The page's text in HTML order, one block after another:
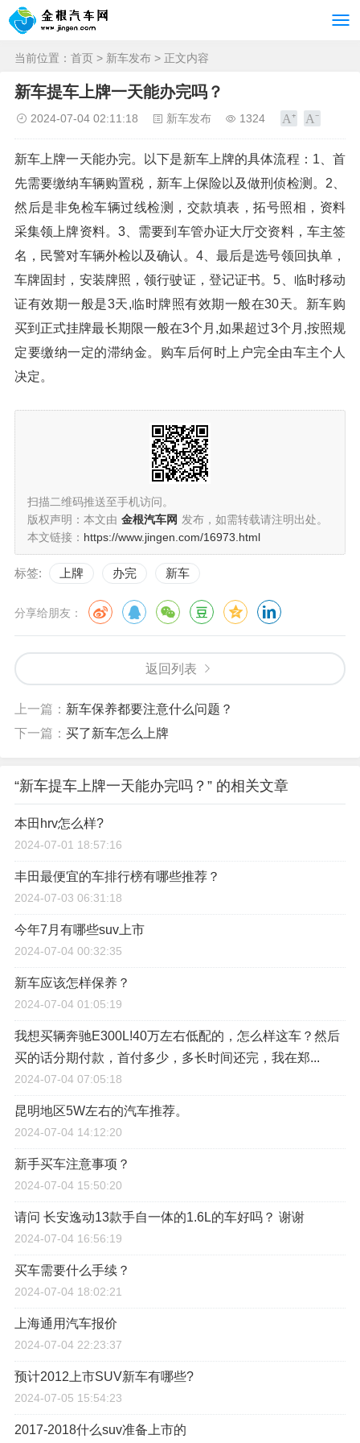
当前位置： 首页 > 新车发布 > 正文内容
新车提车上牌一天能办完吗？
2024-07-04 02:11:18 新车发布 1324
新车上牌一天能办完。以下是新车上牌的具体流程：1、首
先需要缴纳车辆购置税，新车上保险以及做刑侦检测。2、
然后是非免检车辆过线检测，交款填表，拓号照相，资料
采集领上牌资料。3、需要到车管办证大厅交资料，车主签
名，民警对车辆外检以及确认。4、最后是选号领回执单，
车牌固封，安装牌照，领行驶证，登记证书。5、临时移动
证有效期一般是3天,临时牌照有效期一般在30天。新车购
买到正式挂牌最长期限一般在3个月,如果超过3个月,按照规
定要缴纳一定的滞纳金。购车后何时上户完全由车主个人
决定。
扫描二维码推送至手机访问。
版权声明：本文由 金根汽车网 发布，如需转载请注明出处。
本文链接： https://www.jingen.com/16973.html
标签: 上牌 办完 新车
分享给朋友：
返回列表
上一篇： 新车保养都要注意什么问题？
下一篇： 买了新车怎么上牌
“新车提车上牌一天能办完吗？” 的相关文章
本田hrv怎么样?
2024-07-01 18:57:16
丰田最便宜的车排行榜有哪些推荐？
2024-07-03 06:31:18
今年7月有哪些suv上市
2024-07-04 00:32:35
新车应该怎样保养？
2024-07-04 01:05:19
我想买辆奔驰E300L!40万左右低配的，怎么样这车？然后
买的话分期付款，首付多少，多长时间还完，我在郑...
2024-07-04 07:05:18
昆明地区5W左右的汽车推荐。
2024-07-04 14:12:20
新手买车注意事项？
2024-07-04 15:50:20
请问 长安逸动13款手自一体的1.6L的车好吗？ 谢谢
2024-07-04 16:56:19
买车需要什么手续？
2024-07-04 18:02:21
上海通用汽车报价
2024-07-04 22:23:37
预计2012上市SUV新车有哪些?
2024-07-05 15:54:23
2017-2018什么suv准备上市的